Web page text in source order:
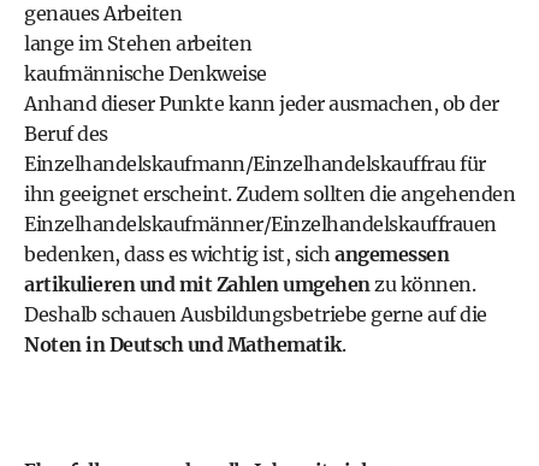
genaues Arbeiten
lange im Stehen arbeiten
kaufmännische Denkweise
Anhand dieser Punkte kann jeder ausmachen, ob der
Beruf des
Einzelhandelskaufmann/Einzelhandelskauffrau für
ihn geeignet erscheint. Zudem sollten die angehenden
Einzelhandelskaufmänner/Einzelhandelskauffrauen
bedenken, dass es wichtig ist, sich angemessen
artikulieren und mit Zahlen umgehenzu können.
Deshalb schauen Ausbildungsbetriebe gerne auf die
Noten in Deutsch und Mathematik.